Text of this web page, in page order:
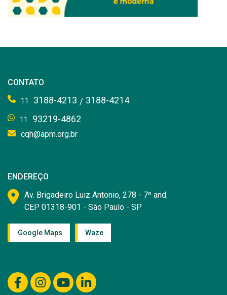
CONTATO
11 3188-4213 / 3188-4214
11 93219-4862
cqh@apm.org.br
ENDEREÇO
Av. Brigadeiro Luiz Antonio, 278 - 7º and.
CEP 01318-901 - São Paulo - SP
Google Maps Waze